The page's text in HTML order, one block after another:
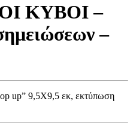
ΚΥΒΟΙ –
–
up” 9,5Χ9,5 εκ, εκτύπωση